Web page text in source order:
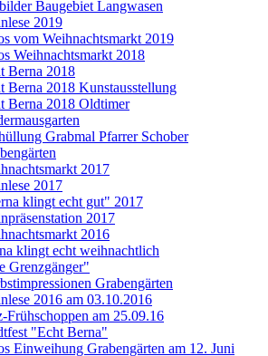
Baugebiet Langwasen
2019
vom Weihnachtsmarkt 2019
Weihnachtsmarkt 2018
Berna 2018
Berna 2018 Kunstausstellung
Berna 2018 Oldtimer
Grabmal Pfarrer Schober
2017
2017
klingt echt gut" 2017
2017
2016
klingt echt weihnachtlich
Grenzgänger"
Grabengärten
2016 am 03.10.2016
Frühschoppen am 25.09.16
"Echt Berna"
Einweihung Grabengärten am 12. Juni